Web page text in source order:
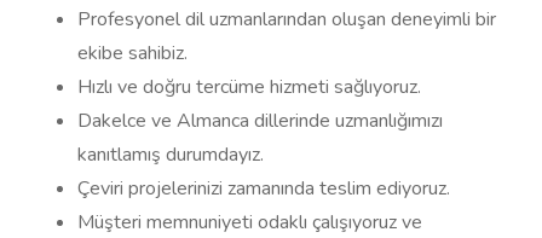
Profesyonel dil uzmanlarından oluşan deneyimli bir
ekibe sahibiz.
Hızlı ve doğru tercüme hizmeti sağlıyoruz.
Dakelce ve Almanca dillerinde uzmanlığımızı
kanıtlamış durumdayız.
Çeviri projelerinizi zamanında teslim ediyoruz.
Müşteri memnuniyeti odaklı çalışıyoruz ve